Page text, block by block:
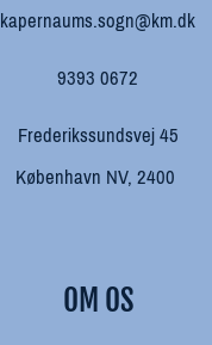
kapernaums.sogn@km.dk
9393 0672
Frederikssundsvej 45
København NV, 2400
OM OS